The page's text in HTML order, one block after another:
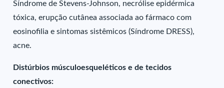
Síndrome de Stevens-Johnson, necrólise epidérmica
tóxica, erupção cutânea associada ao fármaco com
eosinofilia e sintomas sistêmicos (Síndrome DRESS),
acne.
Distúrbios músculoesqueléticos e de tecidos
conectivos: